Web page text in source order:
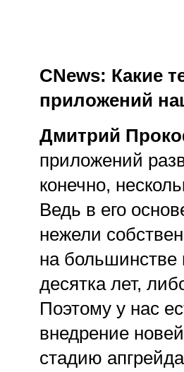
CNews: Какие
приложений
Дмитрий
приложений
конечно,
Ведь в его
нежели
на большинстве
десятка лет,
Поэтому у нас
внедрение
стадию